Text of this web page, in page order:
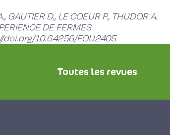
D., LE COEUR P., THUDOR A.
DE FERMES
doi.org/10.64256/FOU2405
Toutes les revues